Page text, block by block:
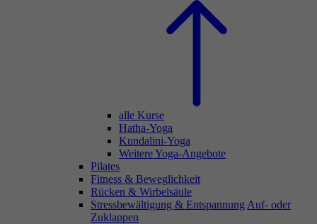
alle Kurse
Hatha-Yoga
Kundalini-Yoga
Weitere Yoga-Angebote
Pilates
Fitness & Beweglichkeit
Rücken & Wirbelsäule
Stressbewältigung & Entspannung Auf- oder
Zuklappen